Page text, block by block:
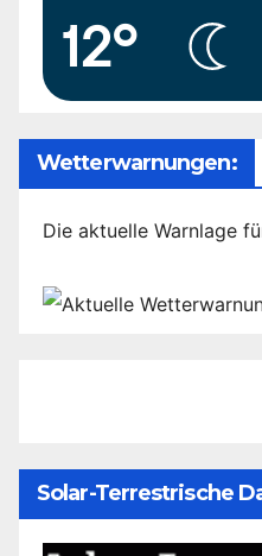
12°
Wetterwarnungen:
Die aktuelle Warnlage
Solar-Terrestrische